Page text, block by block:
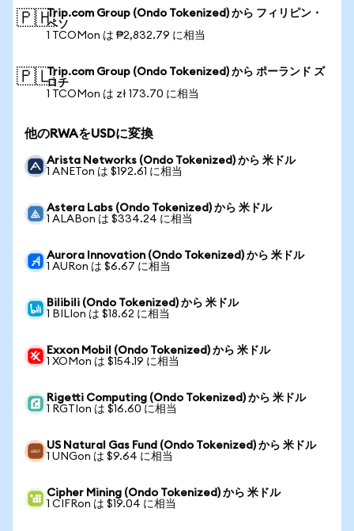
🇵🇭Trip.com Group (Ondo Tokenized) から フィリピン・
ペソ
1 TCOMon は ₱2,832.79 に相当
🇵🇱Trip.com Group (Ondo Tokenized) から ポーランド ズ
ロチ
1 TCOMon は zł 173.70 に相当
他のRWAをUSDに変換
Arista Networks (Ondo Tokenized) から 米ドル
1 ANETon は $192.61 に相当
Astera Labs (Ondo Tokenized) から 米ドル
1 ALABon は $334.24 に相当
Aurora Innovation (Ondo Tokenized) から 米ドル
1 AURon は $6.67 に相当
Bilibili (Ondo Tokenized) から 米ドル
1 BILIon は $18.62 に相当
Exxon Mobil (Ondo Tokenized) から 米ドル
1 XOMon は $154.19 に相当
Rigetti Computing (Ondo Tokenized) から 米ドル
1 RGTIon は $16.60 に相当
US Natural Gas Fund (Ondo Tokenized) から 米ドル
1 UNGon は $9.64 に相当
Cipher Mining (Ondo Tokenized) から 米ドル
1 CIFRon は $19.04 に相当